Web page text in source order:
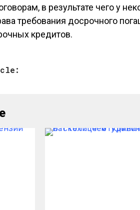
в результате чего у
требования досрочного
кредитов.